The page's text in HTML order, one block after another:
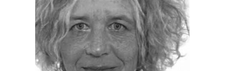
THEMEN
ANGEBOTE